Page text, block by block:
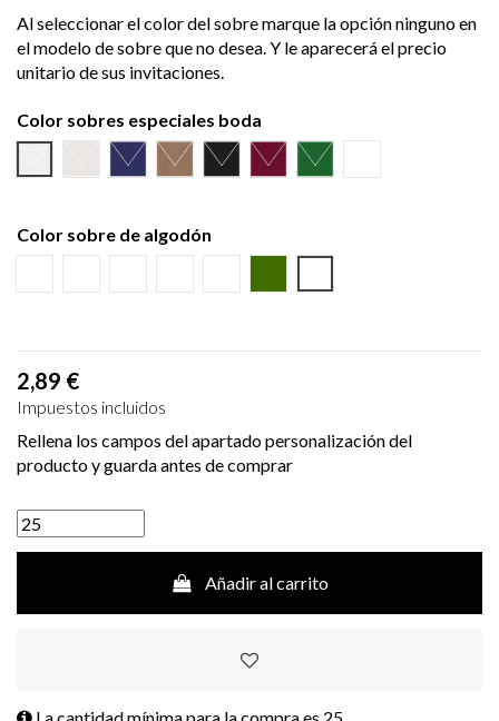
Al seleccionar el color del sobre marque la opción ninguno en
el modelo de sobre que no desea. Y le aparecerá el precio
unitario de sus invitaciones.
Color sobres especiales boda
Verjurado blanco
Ecológico hueso
Azul MarinoTextura Kraft
Negro BurdeosVerde Olivo
Color sobre de algodón
2,89 €
Impuestos incluidos
Rellena los campos del apartado personalización del
producto y guarda antes de comprar
Añadir al carrito
La cantidad mínima para la compra es 25